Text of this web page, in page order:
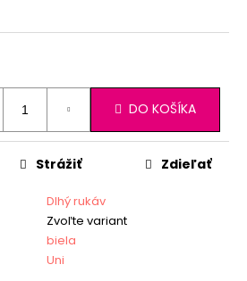
DO KOŠÍKA
Dlhý rukáv
Zvoľte variant
biela
Uni
Strážiť Zdieľať